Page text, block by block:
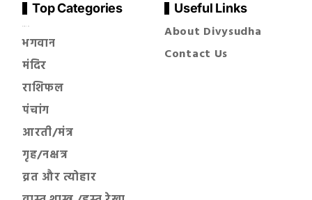
Top Categories
भगवान
मंदिर
राशिफल
पंचांग
आरती/मंत्र
गृह/नक्षत्र
व्रत और त्योहार
Useful Links
About Divysudha
Contact Us